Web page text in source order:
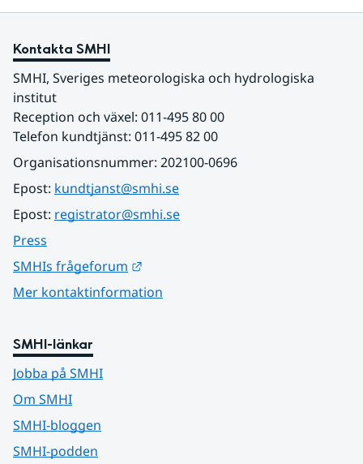
Kontakta SMHI
SMHI, Sveriges meteorologiska och hydrologiska
institut
Reception och växel: 011-495 80 00
Telefon kundtjänst: 011-495 82 00
Organisationsnummer: 202100-0696
Epost: kundtjanst@smhi.se
Epost: registrator@smhi.se
Press
SMHIs frågeforum
Mer kontaktinformation
SMHI-länkar
Jobba på SMHI
Om SMHI
SMHI-bloggen
SMHI-podden